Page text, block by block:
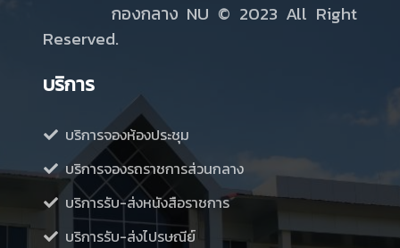
กองกลาง NU © 2023 All Right
Reserved.
บริการ
บริการจองห้องประชุม
บริการจองรถราชการส่วนกลาง
บริการรับ-ส่งหนังสือราชการ
บริการรับ-ส่งไปรษณีย์